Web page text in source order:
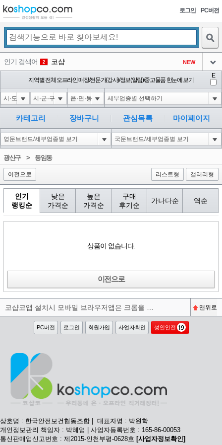
로그인 PC버전
인기 검색어 2 코샵 NEW
3 익스
아이콘
4 1'||DBMS_PIPE.RECEIVE_MESSAGE(CHR(98)||CHR(98)||CHR(98),15)||'
아이콘
5 1*DBMS_PIPE.RECEIVE_MESSAGE(CHR(99)||CHR(99)||CHR(99),15)
아이콘
1
6 1*if(now()=sysdate(),sleep(15),0)
아이콘
1
1
지역별 전체 오프라인 매장/전문가(강사)/정보(알림)/중고물품 한눈에 보기
E
카테고리 장바구니 관심목록 마이페이지
광산구> 등임동
이전으로 리스트형 갤러리형
인기
랭킹순
낮은
가격순
높은
가격순
구매
후기순
가나다순 역순
상품이 없습니다.
이전으로
맨위로
PC버전 로그인 회원가입 사업자확인 성인안전
상호명 : 한국안전보건협동조합 | 대표자명 : 박원학
개인정보관리 책임자 : 박혜영 | 사업자등록번호 : 165-86-00053
통신판매업신고번호 : 제2015-인천부평-0628호 [사업자정보확인]